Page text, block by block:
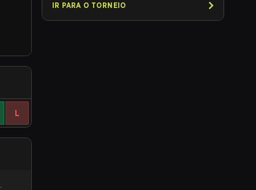
L
.
IR PARA O TORNEIO